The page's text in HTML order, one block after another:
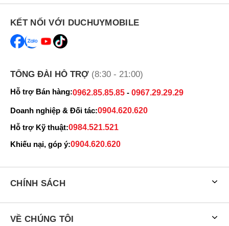
Điểm khác lớn là kích thước của hai màn hình, trong đó Galaxy S8
có kích thước màn hình là 5.8 inch, còn ở S8 Plus thì có kích thước
Galaxy S8 và S8 Plus được trang bị vi xử lý mạnh mẽ Exynos 8895,
KẾT NỐI VỚI DUCHUYMOBILE
TỔNG ĐÀI HỖ TRỢ (8:30 - 21:00)
Hỗ trợ Bán hàng:0962.85.85.85 - 0967.29.29.29
Doanh nghiệp & Đối tác:0904.620.620
Hỗ trợ Kỹ thuật:0984.521.521
Khiếu nại, góp ý:0904.620.620
CHÍNH SÁCH
VỀ CHÚNG TÔI